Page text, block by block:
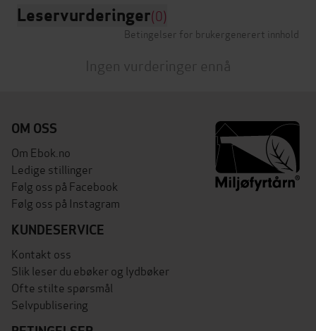
Leservurderinger(0)
Betingelser for brukergenerert innhold
Ingen vurderinger ennå
OM OSS
Om Ebok.no
Ledige stillinger
Følg oss på Facebook
Følg oss på Instagram
KUNDESERVICE
Kontakt oss
Slik leser du ebøker og lydbøker
Ofte stilte spørsmål
Selvpublisering